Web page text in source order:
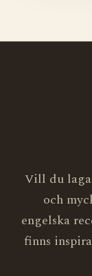
Vill du
och
engelska
finns